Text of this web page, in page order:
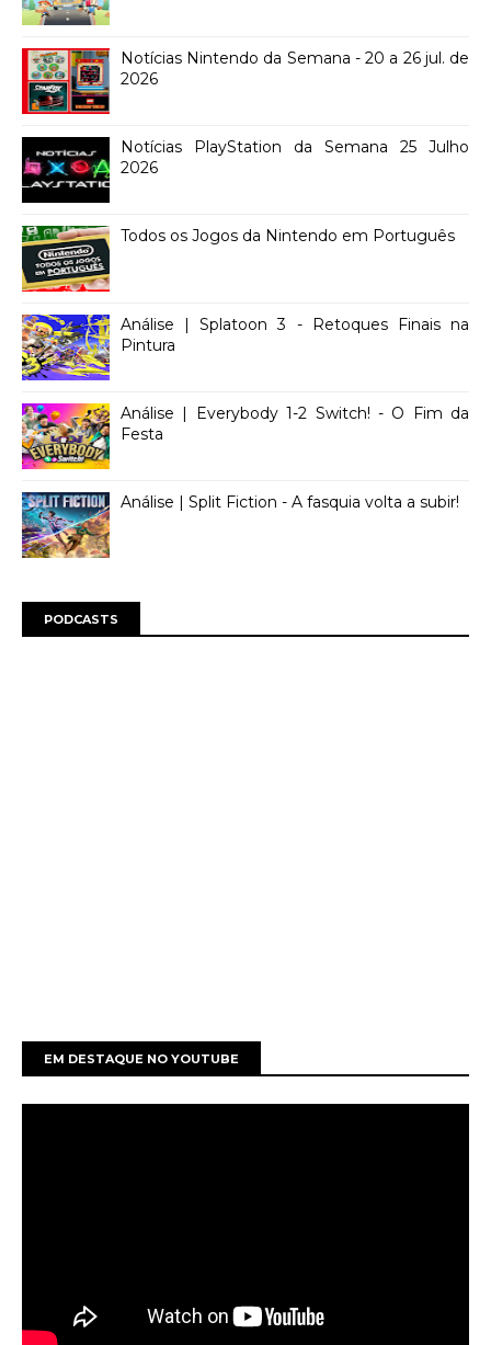
Notícias Nintendo da Semana - 20 a 26 jul. de
2026
Notícias PlayStation da Semana 25 Julho
2026
Todos os Jogos da Nintendo em Português
Análise | Splatoon 3 - Retoques Finais na
Pintura
Análise | Everybody 1-2 Switch! - O Fim da
Festa
Análise | Split Fiction - A fasquia volta a subir!
PODCASTS
EM DESTAQUE NO YOUTUBE